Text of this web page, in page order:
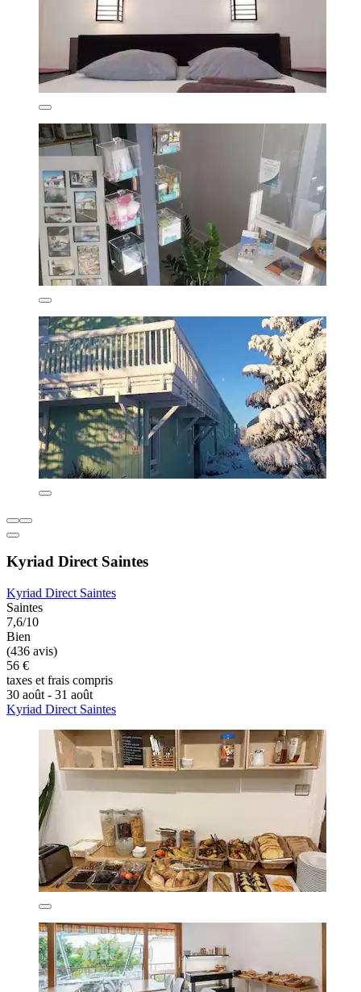
Kyriad Direct Saintes
Kyriad Direct Saintes
Saintes
7,6/10
Bien
(436 avis)
56 €
taxes et frais compris
30 août - 31 août
Kyriad Direct Saintes